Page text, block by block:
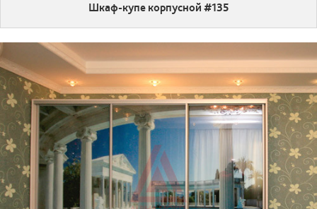
Шкаф-купе корпусной #135